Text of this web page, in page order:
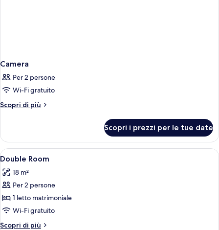
Camera
Per 2 persone
Wi-Fi gratuito
Scopri di più
Altri
Scopri i prezzi per le tue date
Apri
tutte
le
foto
per
Double
Room
Una camera da letto con un letto,
4
Double Room
18 m²
Per 2 persone
1 letto matrimoniale
Wi-Fi gratuito
Scopri di più
Altri